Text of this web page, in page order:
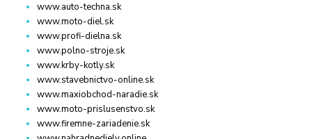
www.auto-techna.sk
www.moto-diel.sk
www.profi-dielna.sk
www.polno-stroje.sk
www.krby-kotly.sk
www.stavebnictvo-online.sk
www.maxiobchod-naradie.sk
www.moto-prislusenstvo.sk
www.firemne-zariadenie.sk